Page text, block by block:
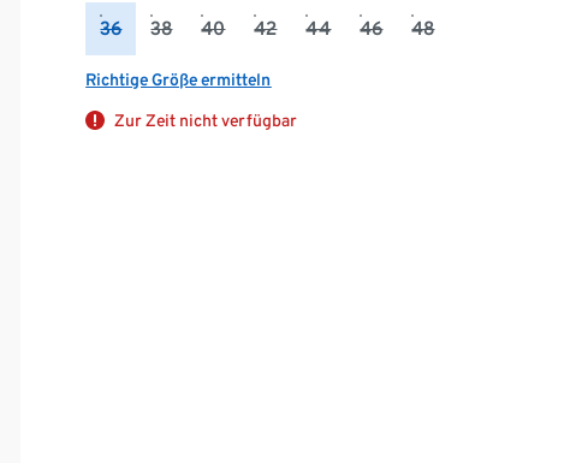
36 38 40 42 44 46 48
Richtige Größe ermitteln
Zur Zeit nicht verfügbar